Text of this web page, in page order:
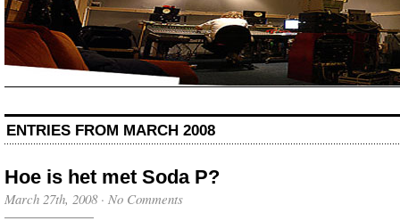
ENTRIES FROM MARCH 2008
Hoe is het met Soda P?
March 27th, 2008· No Comments